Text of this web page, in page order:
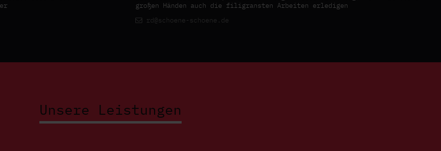
großen Händen auch die filigransten Arbeiten erledigen
rd@schoene-schoene.de
Unsere Leistungen